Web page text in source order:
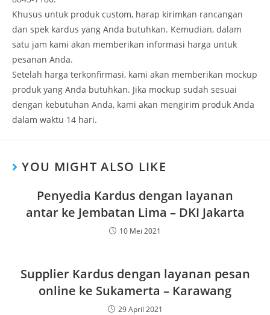
Khusus untuk produk custom, harap kirimkan rancangan
dan spek kardus yang Anda butuhkan. Kemudian, dalam
satu jam kami akan memberikan informasi harga untuk
pesanan Anda.
Setelah harga terkonfirmasi, kami akan memberikan mockup
produk yang Anda butuhkan. Jika mockup sudah sesuai
dengan kebutuhan Anda, kami akan mengirim produk Anda
dalam waktu 14 hari.
YOU MIGHT ALSO LIKE
Penyedia Kardus dengan layanan
antar ke Jembatan Lima – DKI Jakarta
10 Mei 2021
Supplier Kardus dengan layanan pesan
online ke Sukamerta – Karawang
29 April 2021